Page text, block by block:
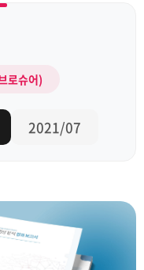
로슈어)
2021/07